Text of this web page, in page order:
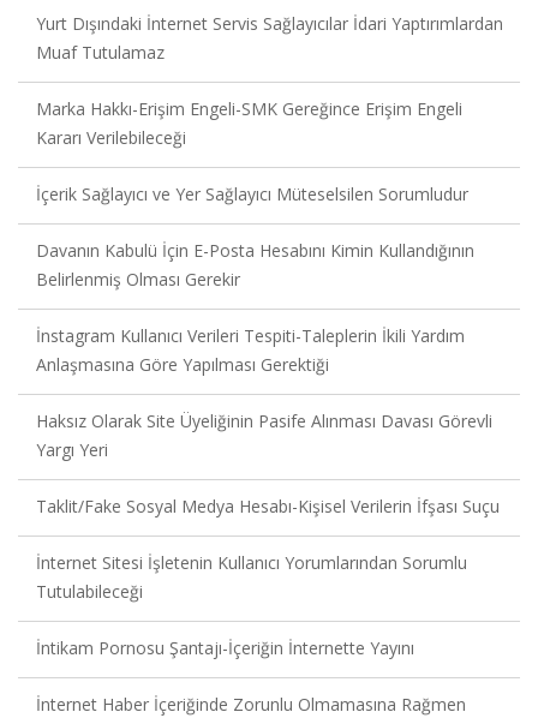
Yurt Dışındaki İnternet Servis Sağlayıcılar İdari Yaptırımlardan
Muaf Tutulamaz
Marka Hakkı-Erişim Engeli-SMK Gereğince Erişim Engeli
Kararı Verilebileceği
İçerik Sağlayıcı ve Yer Sağlayıcı Müteselsilen Sorumludur
Davanın Kabulü İçin E-Posta Hesabını Kimin Kullandığının
Belirlenmiş Olması Gerekir
İnstagram Kullanıcı Verileri Tespiti-Taleplerin İkili Yardım
Anlaşmasına Göre Yapılması Gerektiği
Haksız Olarak Site Üyeliğinin Pasife Alınması Davası Görevli
Yargı Yeri
Taklit/Fake Sosyal Medya Hesabı-Kişisel Verilerin İfşası Suçu
İnternet Sitesi İşletenin Kullanıcı Yorumlarından Sorumlu
Tutulabileceği
İntikam Pornosu Şantajı-İçeriğin İnternette Yayını
İnternet Haber İçeriğinde Zorunlu Olmamasına Rağmen